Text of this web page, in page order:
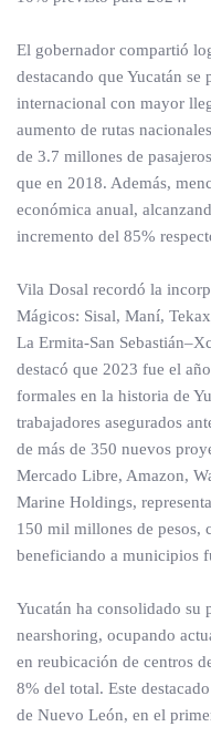
El gobernador compartió
destacando que Yucatán
internacional con mayor
aumento de rutas
de 3.7 millones de
que en 2018. Además,
económica anual,
incremento del 85%
Vila Dosal recordó la
Mágicos: Sisal, Maní,
La Ermita-San
destacó que 2023 fue el
formales en la historia de
trabajadores asegurados
de más de 350 nuevos
Mercado Libre, Amazon,
Marine Holdings,
150 mil millones de pesos,
beneficiando a municipios
Yucatán ha consolidado su
nearshoring, ocupando
en reubicación de centros
8% del total. Este
de Nuevo León, en el